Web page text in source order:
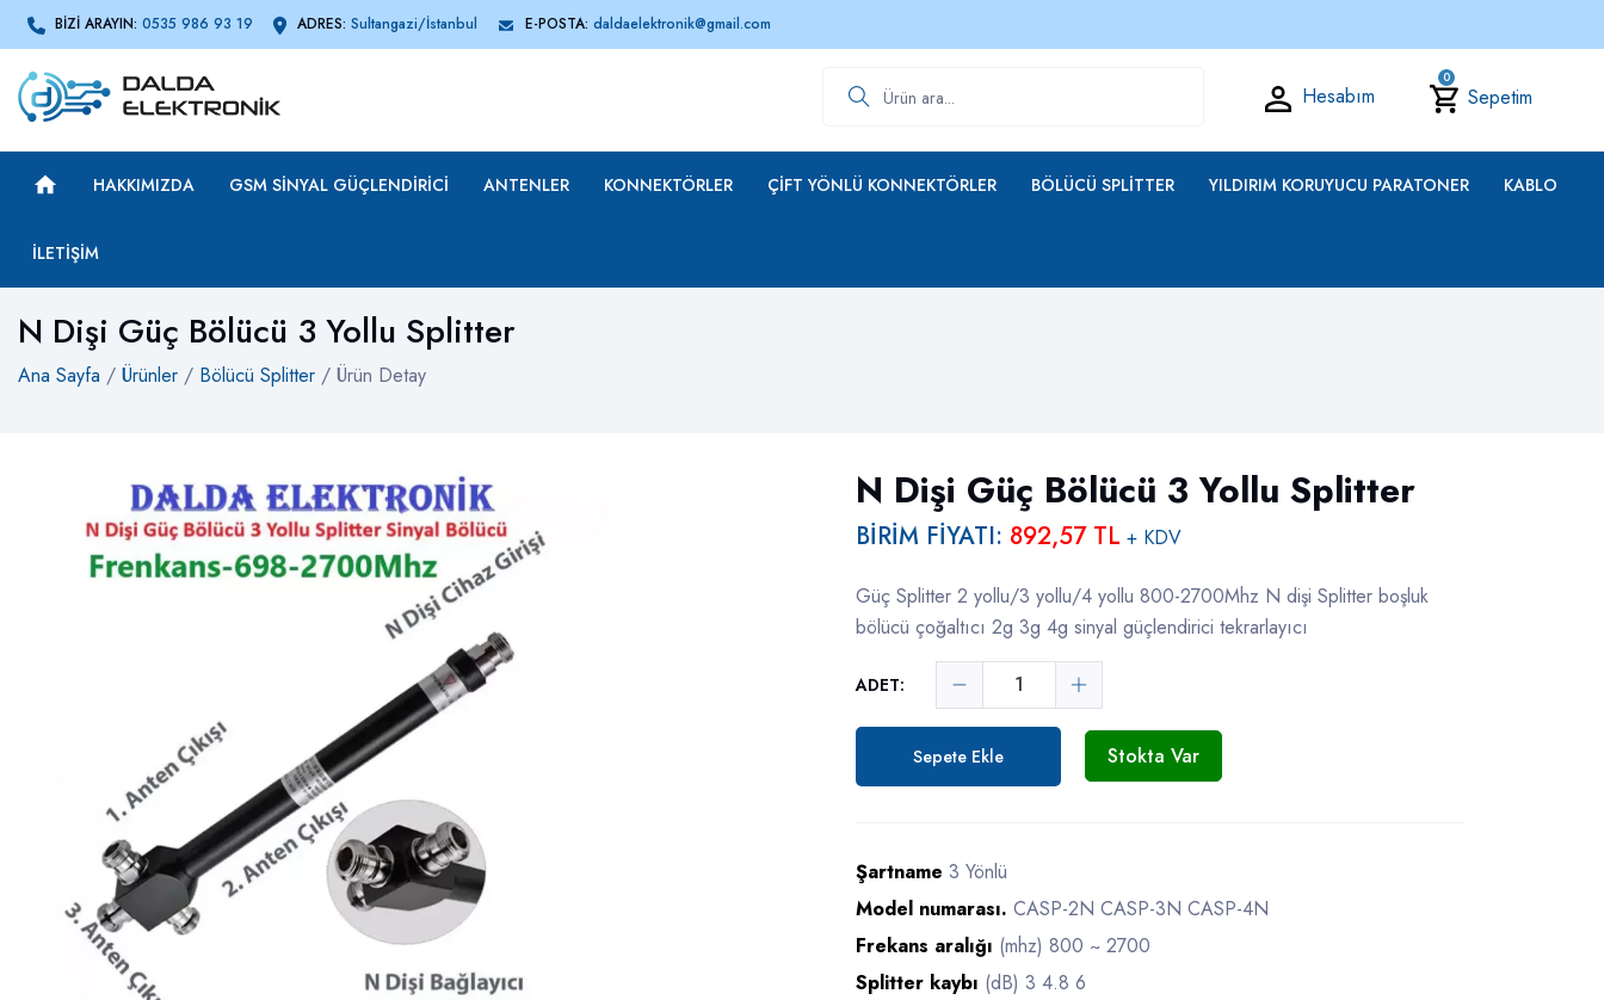
BİZİ ARAYIN: 0535 986 93 19 ADRES: Sultangazi/İstanbul E-POSTA: daldaelektronik@gmail.com
Hesabım Sepetim
0
HAKKIMIZDA GSM SINYAL GÜÇLENDIRICI ANTENLER KONNEKTÖRLER ÇIFT YÖNLÜ KONNEKTÖRLER BÖLÜCÜ SPLITTER YILDIRIM KORUYUCU PARATONER KABLO
İLETIŞIM
N Dişi Güç Bölücü 3 Yollu Splitter
Ana Sayfa / Ürünler / Bölücü Splitter / Ürün Detay
N Dişi Güç Bölücü 3 Yollu Splitter
BİRİM FİYATI: 892,57 TL + KDV
Güç Splitter 2 yollu/3 yollu/4 yollu 800-2700Mhz N dişi Splitter boşluk
bölücü çoğaltıcı 2g 3g 4g sinyal güçlendirici tekrarlayıcı
ADET:
Sepete Ekle Stokta Var
Şartname 3 Yönlü
Model numarası. CASP-2N CASP-3N CASP-4N
Frekans aralığı (mhz) 800 ~ 2700
Splitter kaybı (dB) 3 4.8 6